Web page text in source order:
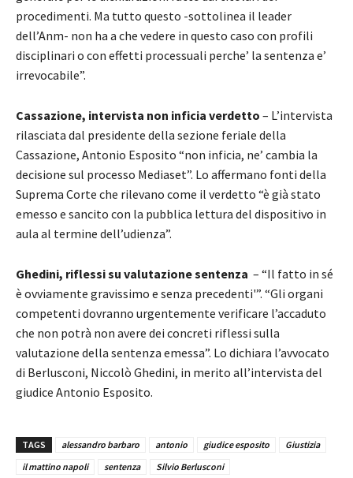
procedimenti. Ma tutto questo -sottolinea il leader
dell’Anm- non ha a che vedere in questo caso con profili
disciplinari o con effetti processuali perche’ la sentenza e’
irrevocabile”.
Cassazione, intervista non inficia verdetto – L’intervista
rilasciata dal presidente della sezione feriale della
Cassazione, Antonio Esposito “non inficia, ne’ cambia la
decisione sul processo Mediaset”. Lo affermano fonti della
Suprema Corte che rilevano come il verdetto “è già stato
emesso e sancito con la pubblica lettura del dispositivo in
aula al termine dell’udienza”.
Ghedini, riflessi su valutazione sentenza – “Il fatto in sé
è ovviamente gravissimo e senza precedenti'”. “Gli organi
competenti dovranno urgentemente verificare l’accaduto
che non potrà non avere dei concreti riflessi sulla
valutazione della sentenza emessa”. Lo dichiara l’avvocato
di Berlusconi, Niccolò Ghedini, in merito all’intervista del
giudice Antonio Esposito.
TAGS alessandro barbaro antonio giudice esposito
Giustizia
il mattino napoli
sentenza Silvio Berlusconi